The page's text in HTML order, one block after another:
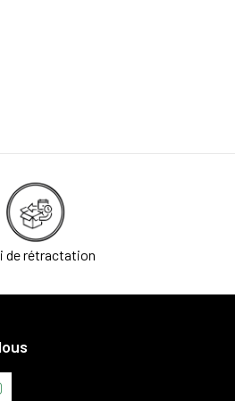
de rétractation